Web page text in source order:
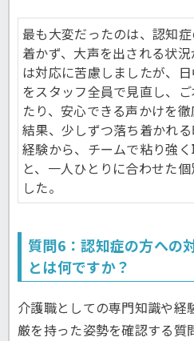
最も大変だったのは、認知
着かず、大声を出される状
は対応に苦慮しましたが、
をスタッフ全員で見直し、
たり、安心できる声かけを
結果、少しずつ落ち着かれ
経験から、チームで粘り強
と、一人ひとりに合わせた
した。
質問6：認知症の方への
とは何ですか？
介護職としての専門知識や経
厳を持った姿勢を確認する質